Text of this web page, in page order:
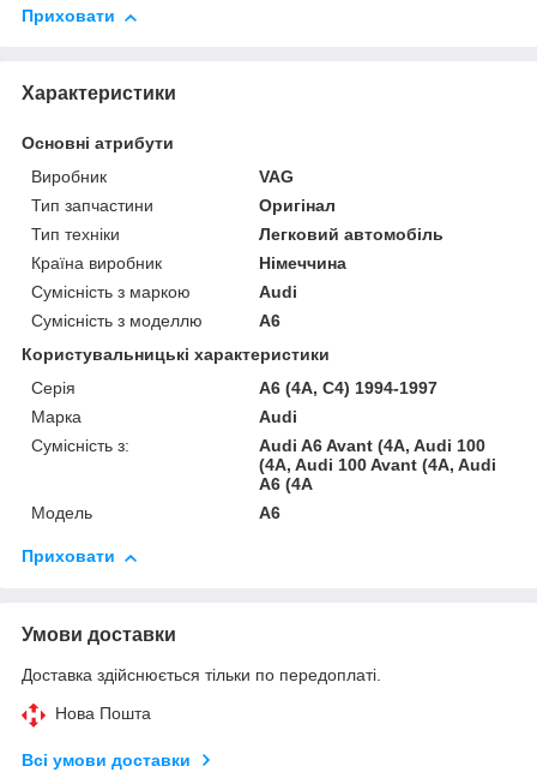
Приховати
Характеристики
Основні атрибути
Виробник
VAG
Тип запчастини
Оригінал
Тип техніки
Легковий автомобіль
Країна виробник
Німеччина
Сумісність з маркою
Audi
Сумісність з моделлю
A6
Користувальницькі характеристики
Серія
A6 (4A, C4) 1994-1997
Марка
Audi
Сумісність з:
Audi A6 Avant (4A, Audi 100
(4A, Audi 100 Avant (4A, Audi
A6 (4A
Модель
A6
Приховати
Умови доставки
Доставка здійснюється тільки по передоплаті.
Нова Пошта
Всі умови доставки